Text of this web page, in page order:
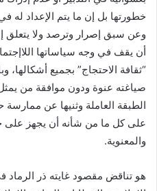
خطورتها بل إن ما يتم الإعداد له
وعن سبق إصرار وترصد ولا يتعلق
أن يقف في وجه سياساتها
“ثقافة الاحتجاج” بجميع
صياغته عنوة ودون موافقة من
الطبقة العاملة وثنيها عن ممارسة
على كل ما من شأنه أن يجهز على
والمعنوية.
هو تناقض مقصود غايته ذر الرماد